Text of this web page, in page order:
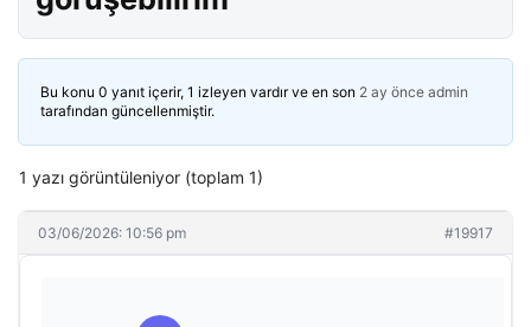
Bu konu 0 yanıt içerir, 1 izleyen vardır ve en son 2 ay önce admin
tarafından güncellenmiştir.
1 yazı görüntüleniyor (toplam 1)
03/06/2026: 10:56 pm #19917